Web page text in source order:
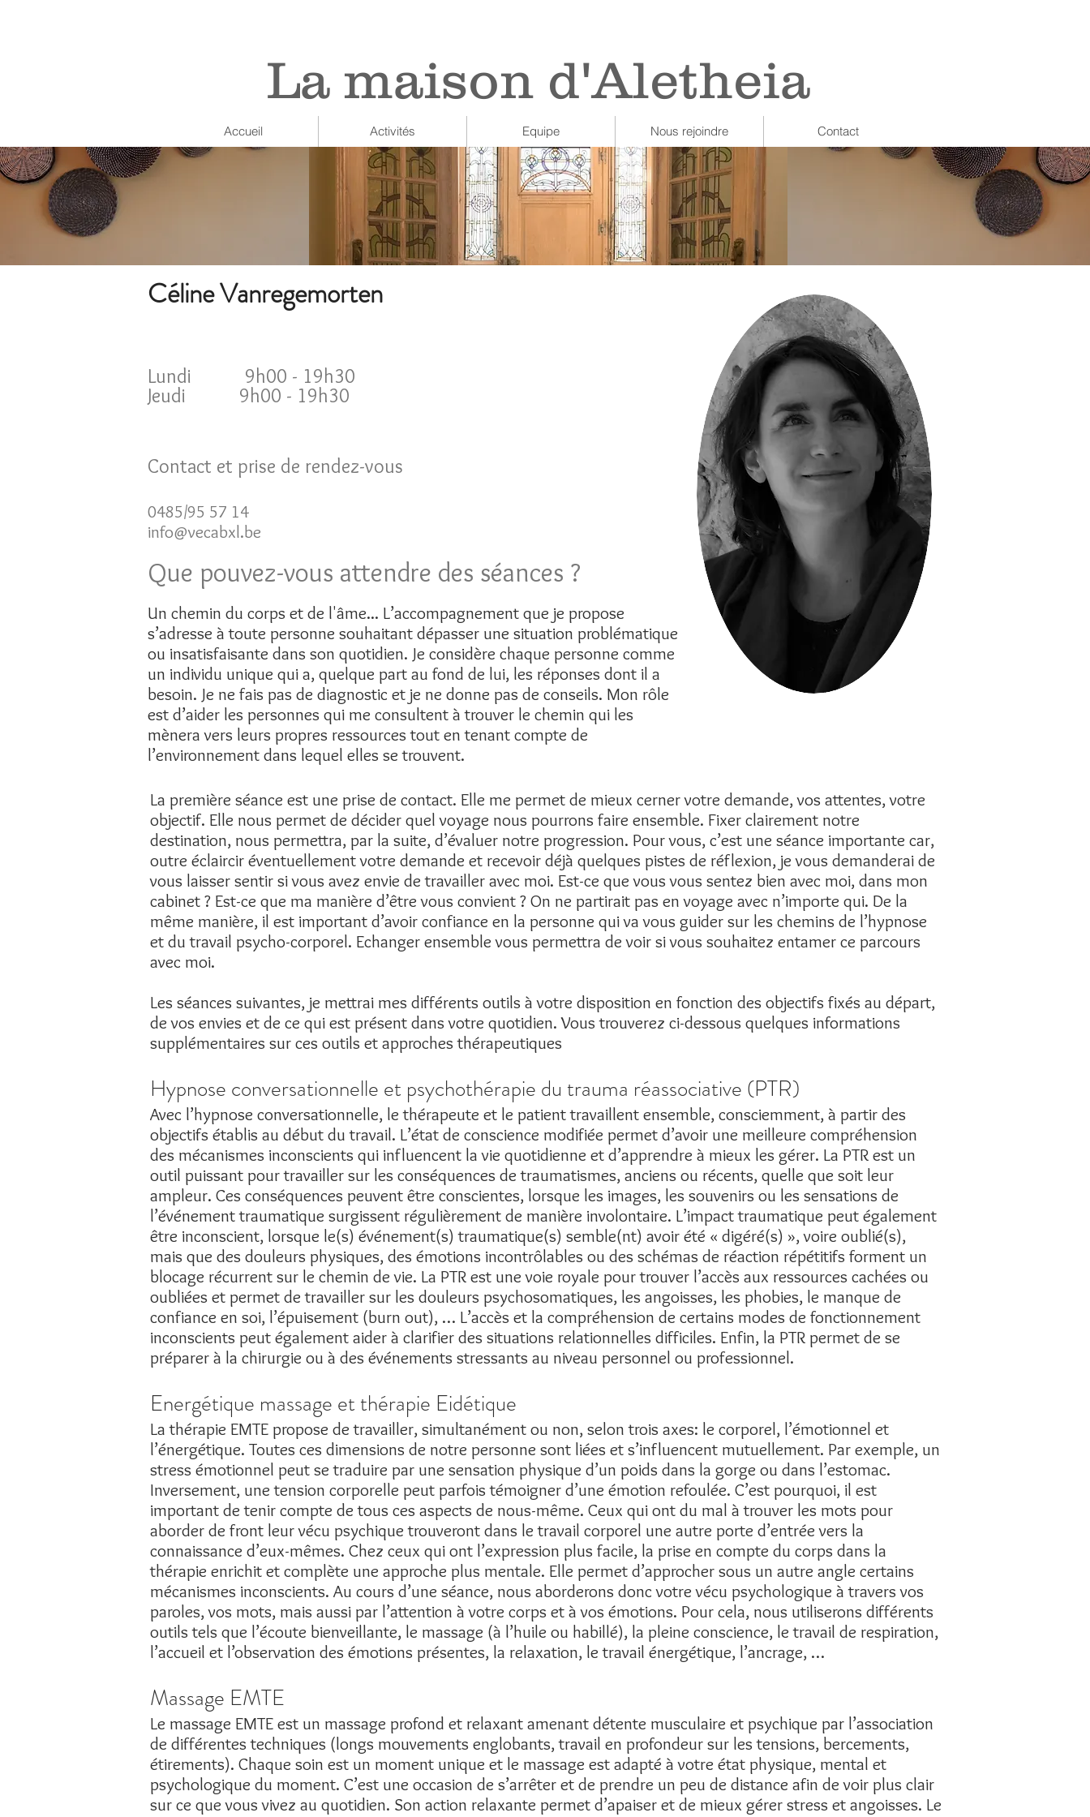
La maison d'Aletheia
Accueil Activités Equipe Nous rejoindre Contact
Céline Vanregemorten
Lundi 9h00 - 19h30
Jeudi 9h00 - 19h30
Contact et prise de rendez-vous
0485/95 57 14
info@vecabxl.be
Que pouvez-vous attendre des séances ?
Un chemin du corps et de l'âme... L’accompagnement que je propose
s’adresse à toute personne souhaitant dépasser une situation problématique
ou insatisfaisante dans son quotidien. Je considère chaque personne comme
un individu unique qui a, quelque part au fond de lui, les réponses dont il a
besoin. Je ne fais pas de diagnostic et je ne donne pas de conseils. Mon rôle
est d’aider les personnes qui me consultent à trouver le chemin qui les
mènera vers leurs propres ressources tout en tenant compte de
l’environnement dans lequel elles se trouvent.
La première séance est une prise de contact. Elle me permet de mieux cerner votre demande, vos attentes, votre
objectif. Elle nous permet de décider quel voyage nous pourrons faire ensemble. Fixer clairement notre
destination, nous permettra, par la suite, d’évaluer notre progression. Pour vous, c’est une séance importante car,
outre éclaircir éventuellement votre demande et recevoir déjà quelques pistes de réflexion, je vous demanderai de
vous laisser sentir si vous avez envie de travailler avec moi. Est-ce que vous vous sentez bien avec moi, dans mon
cabinet ? Est-ce que ma manière d’être vous convient ? On ne partirait pas en voyage avec n’importe qui. De la
même manière, il est important d’avoir confiance en la personne qui va vous guider sur les chemins de l’hypnose
et du travail psycho-corporel. Echanger ensemble vous permettra de voir si vous souhaitez entamer ce parcours
avec moi.
Les séances suivantes, je mettrai mes différents outils à votre disposition en fonction des objectifs fixés au départ,
de vos envies et de ce qui est présent dans votre quotidien. Vous trouverez ci-dessous quelques informations
supplémentaires sur ces outils et approches thérapeutiques
Hypnose conversationnelle et psychothérapie du trauma réassociative (PTR)
Avec l’hypnose conversationnelle, le thérapeute et le patient travaillent ensemble, consciemment, à partir des
objectifs établis au début du travail. L’état de conscience modifiée permet d’avoir une meilleure compréhension
des mécanismes inconscients qui influencent la vie quotidienne et d’apprendre à mieux les gérer. La PTR est un
outil puissant pour travailler sur les conséquences de traumatismes, anciens ou récents, quelle que soit leur
ampleur. Ces conséquences peuvent être conscientes, lorsque les images, les souvenirs ou les sensations de
l’événement traumatique surgissent régulièrement de manière involontaire. L’impact traumatique peut également
être inconscient, lorsque le(s) événement(s) traumatique(s) semble(nt) avoir été « digéré(s) », voire oublié(s),
mais que des douleurs physiques, des émotions incontrôlables ou des schémas de réaction répétitifs forment un
blocage récurrent sur le chemin de vie. La PTR est une voie royale pour trouver l’accès aux ressources cachées ou
oubliées et permet de travailler sur les douleurs psychosomatiques, les angoisses, les phobies, le manque de
confiance en soi, l’épuisement (burn out), … L’accès et la compréhension de certains modes de fonctionnement
inconscients peut également aider à clarifier des situations relationnelles difficiles. Enfin, la PTR permet de se
préparer à la chirurgie ou à des événements stressants au niveau personnel ou professionnel.
Energétique massage et thérapie Eidétique
La thérapie EMTE propose de travailler, simultanément ou non, selon trois axes: le corporel, l’émotionnel et
l’énergétique. Toutes ces dimensions de notre personne sont liées et s’influencent mutuellement. Par exemple, un
stress émotionnel peut se traduire par une sensation physique d’un poids dans la gorge ou dans l’estomac.
Inversement, une tension corporelle peut parfois témoigner d’une émotion refoulée. C’est pourquoi, il est
important de tenir compte de tous ces aspects de nous-même. Ceux qui ont du mal à trouver les mots pour
aborder de front leur vécu psychique trouveront dans le travail corporel une autre porte d’entrée vers la
connaissance d’eux-mêmes. Chez ceux qui ont l’expression plus facile, la prise en compte du corps dans la
thérapie enrichit et complète une approche plus mentale. Elle permet d’approcher sous un autre angle certains
mécanismes inconscients. Au cours d’une séance, nous aborderons donc votre vécu psychologique à travers vos
paroles, vos mots, mais aussi par l’attention à votre corps et à vos émotions. Pour cela, nous utiliserons différents
outils tels que l’écoute bienveillante, le massage (à l’huile ou habillé), la pleine conscience, le travail de respiration,
l’accueil et l’observation des émotions présentes, la relaxation, le travail énergétique, l’ancrage, …
Massage EMTE
Le massage EMTE est un massage profond et relaxant amenant détente musculaire et psychique par l’association
de différentes techniques (longs mouvements englobants, travail en profondeur sur les tensions, bercements,
étirements). Chaque soin est un moment unique et le massage est adapté à votre état physique, mental et
psychologique du moment. C’est une occasion de s’arrêter et de prendre un peu de distance afin de voir plus clair
sur ce que vous vivez au quotidien. Son action relaxante permet d’apaiser et de mieux gérer stress et angoisses. Le